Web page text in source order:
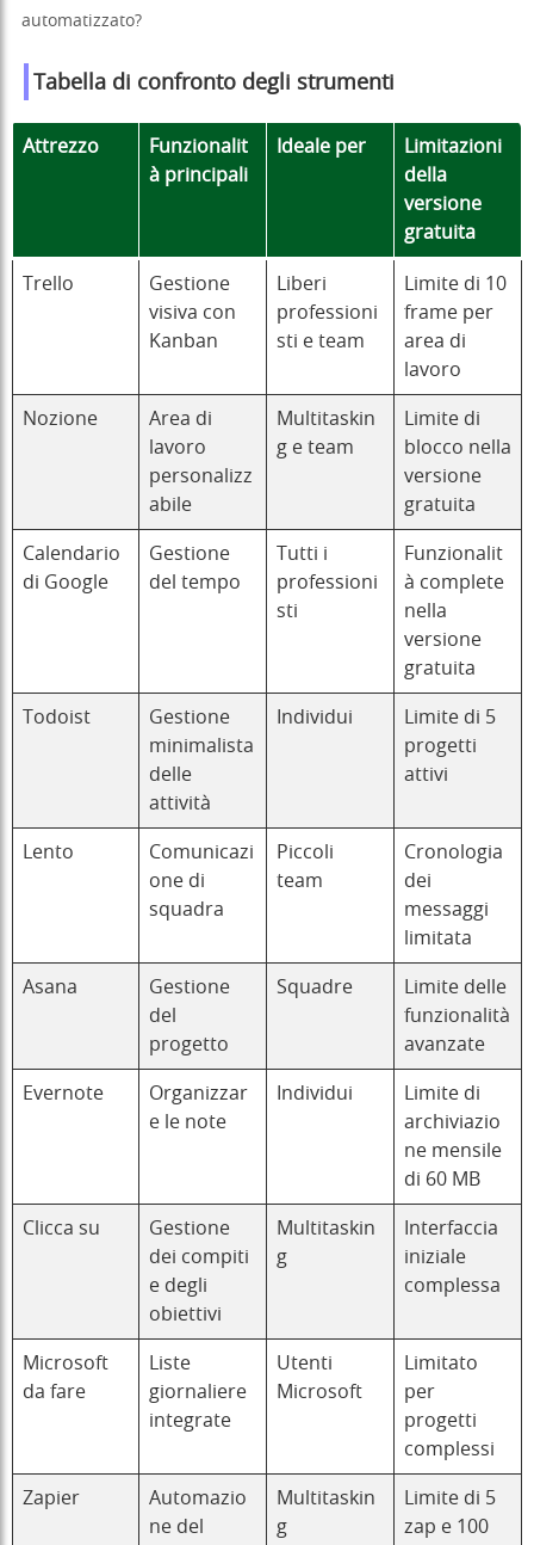
automatizzato?
Tabella di confronto degli strumenti
Attrezzo
Funzionalit
à principali
Ideale per
Limitazioni
della
versione
gratuita
Trello
Gestione
visiva con
Kanban
Liberi
professioni
sti e team
Limite di 10
frame per
area di
lavoro
Nozione
Area di
lavoro
personalizz
abile
Multitaskin
g e team
Limite di
blocco nella
versione
gratuita
Calendario
di Google
Gestione
del tempo
Tutti i
professioni
sti
Funzionalit
à complete
nella
versione
gratuita
Todoist
Gestione
minimalista
delle
attività
Individui
Limite di 5
progetti
attivi
Lento
Comunicazi
one di
squadra
Piccoli
team
Cronologia
dei
messaggi
limitata
Asana
Gestione
del
progetto
Squadre
Limite delle
funzionalità
avanzate
Evernote
Organizzar
e le note
Individui
Limite di
archiviazio
ne mensile
di 60 MB
Clicca su
Gestione
dei compiti
e degli
obiettivi
Multitaskin
g
Interfaccia
iniziale
complessa
Microsoft
da fare
Liste
giornaliere
integrate
Utenti
Microsoft
Limitato
per
progetti
complessi
Zapier
Automazio
ne del
Multitaskin
g
Limite di 5
zap e 100